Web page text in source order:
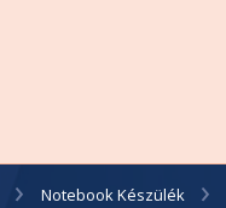
Notebook Készülék